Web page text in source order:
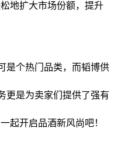
地扩大市场份额，提升
是个热门品类，而韬博供
更是为卖家们提供了强有
起开启品酒新风尚吧！